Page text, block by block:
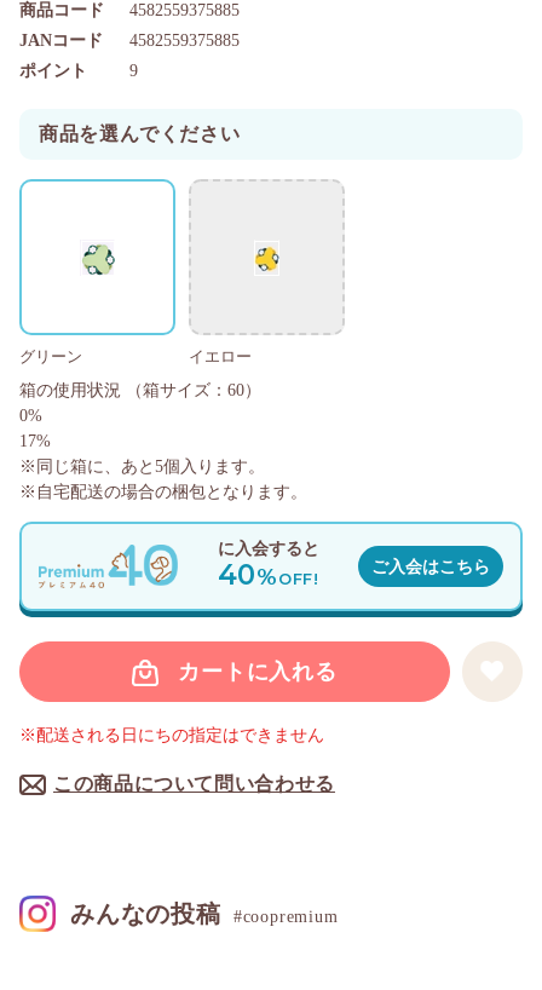
商品コード 4582559375885
ポイント 9
JANコード 4582559375885
商品を選んでください
グリーン イエロー
カートに入れる
この商品について問い合わせる
※配送される日にちの指定はできません
に入会すると
40%OFF!
ご入会はこちら
箱の使用状況
（箱サイズ：60）
0%
17%
※同じ箱に、あと 5個入ります。
※自宅配送の場合の梱包となります。
みんなの投稿 #coopremium